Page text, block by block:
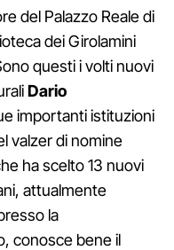
del Palazzo Reale di
dei Girolamini
questi i volti nuovi
Dario
importanti istituzioni
valzer di nomine
ha scelto 13 nuovi
attualmente
la
conosce bene il